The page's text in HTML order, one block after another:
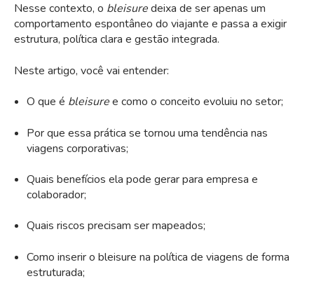
Nesse contexto, o bleisuredeixa de ser apenas um
comportamento espontâneo do viajante e passa a exigir
estrutura, política clara e gestão integrada.
Neste artigo, você vai entender:
O que é bleisuree como o conceito evoluiu no setor;
Por que essa prática se tornou uma tendência nas
viagens corporativas;
Quais benefícios ela pode gerar para empresa e
colaborador;
Quais riscos precisam ser mapeados;
Como inserir o bleisure na política de viagens de forma
estruturada;